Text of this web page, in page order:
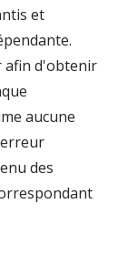
et
afin d'obtenir
aucune
des